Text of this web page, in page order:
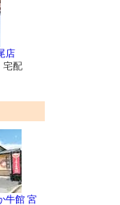
店
宅配
牛館 宮